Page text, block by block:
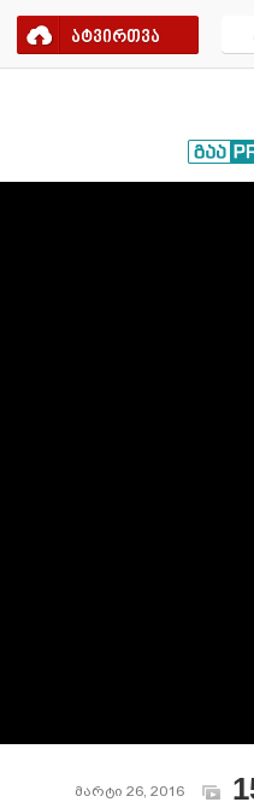
ატვირთვა
მარტი 26, 2016